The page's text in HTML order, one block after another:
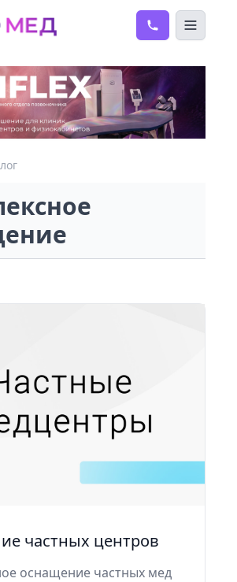
частных центров
оснащение частных мед